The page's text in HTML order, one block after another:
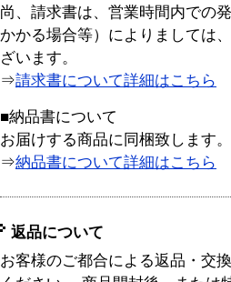
尚、請求書は、営業時間内での
かかる場合等）によりましては
ざいます。
⇒請求書について詳細はこちら
■納品書について
お届けする商品に同梱致します。
⇒納品書について詳細はこちら
返品について
お客様のご都合による返品・交